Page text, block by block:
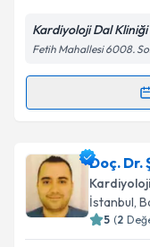
Kişisel
Metni'ni
Kardiyoloji Dal Kliniği
Fetih Mahallesi 6008.
Randevu
Uzm. Dr.
oluşturun. Size
takvim
Doç. Dr.
Kardiyoloji
İstanbul,
5 (2